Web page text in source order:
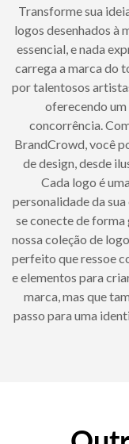
Transforme sua
logos desenhados à
essencial, e nada
carrega a marca do
por talentosos
oferecendo um
concorrência.
BrandCrowd, você
de design, desde
Cada logo é
personalidade da
se conecte de forma
nossa coleção de
perfeito que ressoe
e elementos para
marca, mas que
passo para uma